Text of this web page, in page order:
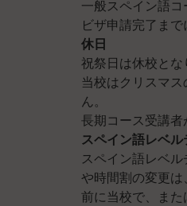
一般スペイン語
ビザ申請完了ま
休日
祝祭日は休校とな
当校はクリスマ
ん。
長期コース受講者
スペイン語レベル
スペイン語レベ
や時間割の変更は
前に当校で、また